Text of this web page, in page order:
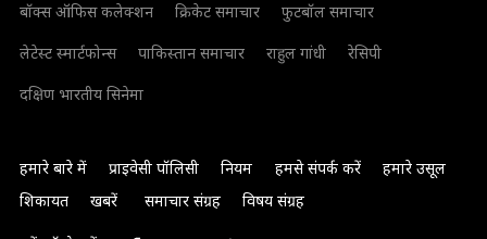
बॉक्स ऑफिस कलेक्शन
क्रिकेट समाचार
फुटबॉल समाचार
लेटेस्ट स्मार्टफोन्स
पाकिस्तान समाचार राहुल गांधी
रेसिपी
दक्षिण भारतीय सिनेमा
हमारे बारे में प्राइवेसी पॉलिसी नियम हमसे संपर्क करें
हमारे उसूल
शिकायत
खबरें समाचार संग्रह विषय संग्रह